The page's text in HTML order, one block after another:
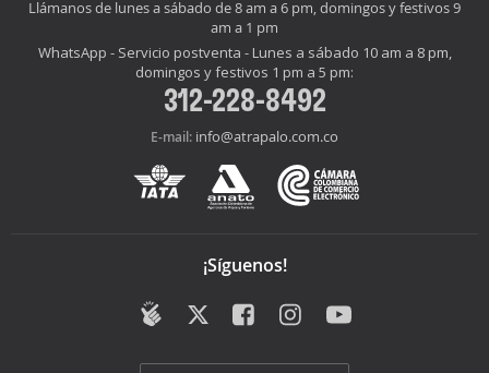
Llámanos de lunes a sábado de 8 am a 6 pm, domingos y festivos 9
am a 1 pm
WhatsApp - Servicio postventa - Lunes a sábado 10 am a 8 pm,
domingos y festivos 1 pm a 5 pm:
312-228-8492
E-mail: info@atrapalo.com.co
¡Síguenos!